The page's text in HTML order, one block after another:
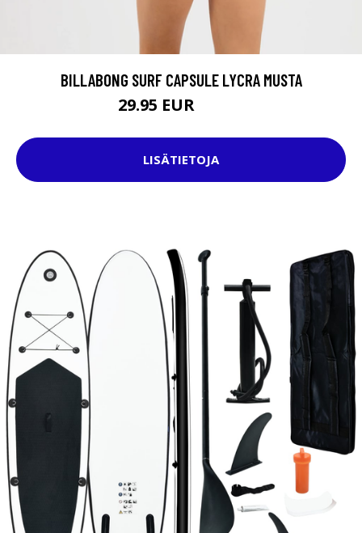
BILLABONG SURF CAPSULE LYCRA MUSTA
29.95 EUR
LISÄTIETOJA